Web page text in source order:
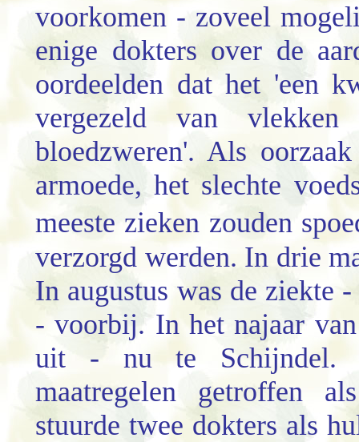
voorkomen - zoveel
enige dokters over de
oordeelden dat het 'een
vergezeld van
bloedzweren'. Als
armoede, het slechte
meeste zieken zouden
verzorgd werden. In drie
In augustus was de ziekte
- voorbij. In het najaar
uit - nu te Schijndel.
maatregelen getroffen
stuurde twee dokters als